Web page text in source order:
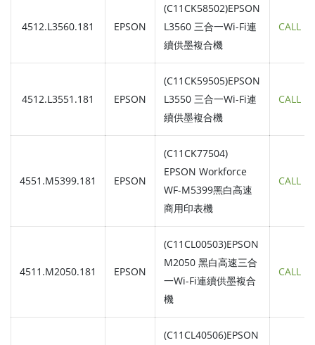
4512.L3560.181 EPSON
(C11CK58502)EPSON
L3560 三合一Wi-Fi連
續供墨複合機
CALL
4512.L3551.181 EPSON
(C11CK59505)EPSON
L3550 三合一Wi-Fi連
續供墨複合機
CALL
4551.M5399.181 EPSON
(C11CK77504)
EPSON Workforce
WF-M5399黑白高速
商用印表機
CALL
4511.M2050.181 EPSON
(C11CL00503)EPSON
M2050 黑白高速三合
一Wi-Fi連續供墨複合
機
CALL
(C11CL40506)EPSON